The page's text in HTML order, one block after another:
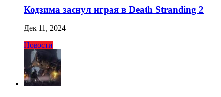
Кодзима заснул играя в Death Stranding 2
Дек 11, 2024
Новости